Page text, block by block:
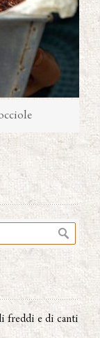
freddi e di canti